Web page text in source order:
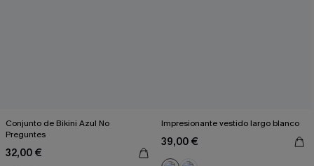
Conjunto de Bikini Azul No
Preguntes
32,00 €
Impresionante vestido largo blanco
39,00 €